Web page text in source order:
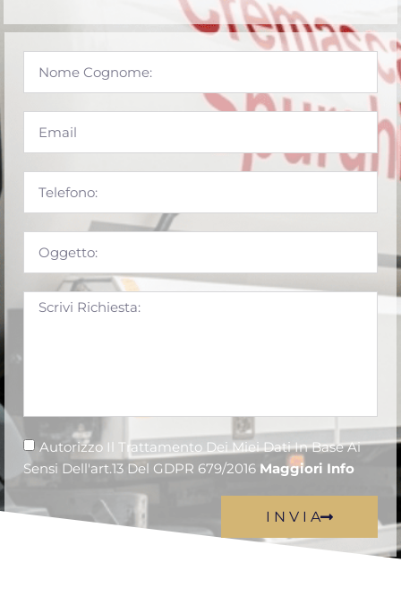
Autorizzo Il Trattamento Dei Miei Dati In Base Ai
Sensi Dell'art.13 Del GDPR 679/2016 Maggiori Info
I N V I A